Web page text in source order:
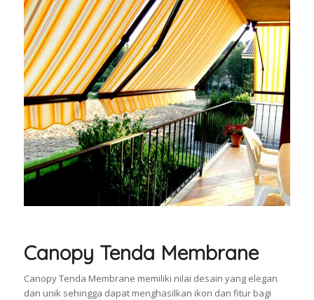
Canopy Tenda Membrane
Canopy Tenda Membrane memiliki nilai desain yang elegan
dan unik sehingga dapat menghasilkan ikon dan fitur bagi